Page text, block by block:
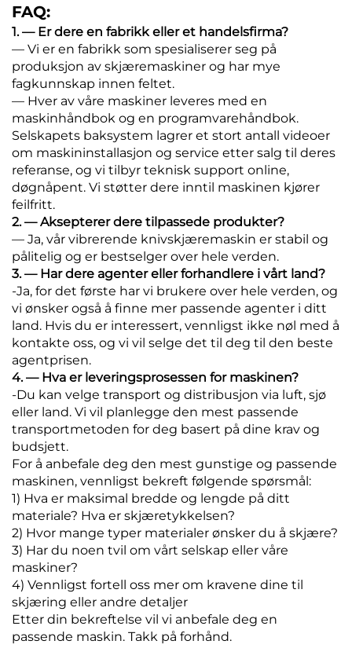
FAQ:
1. — Er dere en fabrikk eller et handelsfirma?
— Vi er en fabrikk som spesialiserer seg på
produksjon av skjæremaskiner og har mye
fagkunnskap innen feltet.
— Hver av våre maskiner leveres med en
maskinhåndbok og en programvarehåndbok.
Selskapets baksystem lagrer et stort antall videoer
om maskininstallasjon og service etter salg til deres
referanse, og vi tilbyr teknisk support online,
døgnåpent. Vi støtter dere inntil maskinen kjører
feilfritt.
2. — Aksepterer dere tilpassede produkter?
— Ja, vår vibrerende knivskjæremaskin er stabil og
pålitelig og er bestselger over hele verden.
3. — Har dere agenter eller forhandlere i vårt land?
-Ja, for det første har vi brukere over hele verden, og
vi ønsker også å finne mer passende agenter i ditt
land. Hvis du er interessert, vennligst ikke nøl med å
kontakte oss, og vi vil selge det til deg til den beste
agentprisen.
4. — Hva er leveringsprosessen for maskinen?
-Du kan velge transport og distribusjon via luft, sjø
eller land. Vi vil planlegge den mest passende
transportmetoden for deg basert på dine krav og
budsjett.
For å anbefale deg den mest gunstige og passende
maskinen, vennligst bekreft følgende spørsmål:
1) Hva er maksimal bredde og lengde på ditt
materiale? Hva er skjæretykkelsen?
2) Hvor mange typer materialer ønsker du å skjære?
3) Har du noen tvil om vårt selskap eller våre
maskiner?
4) Vennligst fortell oss mer om kravene dine til
skjæring eller andre detaljer
Etter din bekreftelse vil vi anbefale deg en
passende maskin. Takk på forhånd.